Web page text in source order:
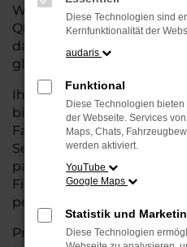
Wochenendausflüge oder
Q8 bietet Komfort,
das sowohl in der Stadt als
glänzt.
Ihr Audi Autohaus in der
bietet Ihnen neben einer
Fahrzeugen auch
Service. Wir unterstützen
passenden Modells und
Finanzierungslösungen
perfekt zu Ihrem Budget
Profitieren Sie von
Diese Technologien sind
Kernfunktionalität der
audaris
Funktional
Diese Technologien
der Webseite. Services
Maps, Chats,
werden aktiviert.
YouTube
Google Maps
Statistik und
Diese Technologien